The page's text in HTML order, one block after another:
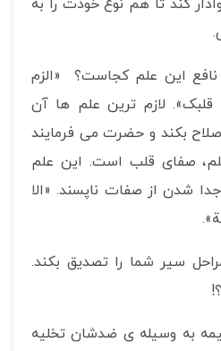
کند تا هم نوع خودت را به
این علم کجاست؟ «الزم
قلبک». لازم ترین علم ها آن
بکند و حضرت می فرمایند
صفای قلب است. این علم
شدن از صفات ناپسند. «الا
سیر شما را تصدیق بکند.
به وسیله ی ضدشان تخلیه